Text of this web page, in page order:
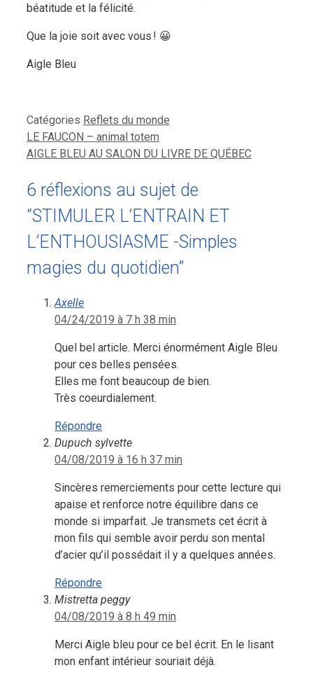
béatitude et la félicité.
Que la joie soit avec vous ! 😀
Aigle Bleu
Catégories Reflets du monde
LE FAUCON – animal totem
AIGLE BLEU AU SALON DU LIVRE DE QUÉBEC
6 réflexions au sujet de
“STIMULER L’ENTRAIN ET
L’ENTHOUSIASME -Simples
magies du quotidien”
Axelle
04/24/2019 à 7 h 38 min
Quel bel article. Merci énormément Aigle Bleu
pour ces belles pensées.
Elles me font beaucoup de bien.
Très coeurdialement.
Répondre
Dupuch sylvette
04/08/2019 à 16 h 37 min
Sincères remerciements pour cette lecture qui
apaise et renforce notre équilibre dans ce
monde si imparfait. Je transmets cet écrit à
mon fils qui semble avoir perdu son mental
d’acier qu’il possédait il y a quelques années.
Répondre
Mistretta peggy
04/08/2019 à 8 h 49 min
Merci Aigle bleu pour ce bel écrit. En le lisant
mon enfant intérieur souriait déjà.